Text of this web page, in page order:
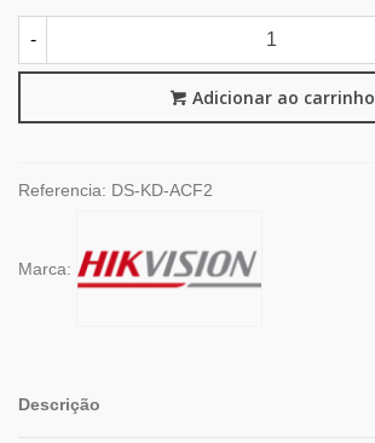
-
Adicionar ao carrinho
Referencia: DS-KD-ACF2
Marca:
Descrição